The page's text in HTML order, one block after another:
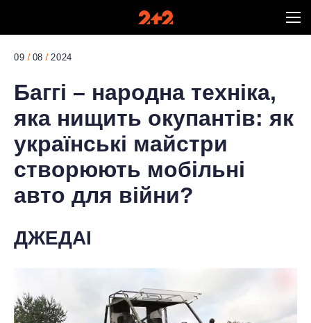
09 08 2024
Баггі – народна техніка,
яка нищить окупантів: як
українські майстри
створюють мобільні
авто для війни?
ДЖЕДАІ